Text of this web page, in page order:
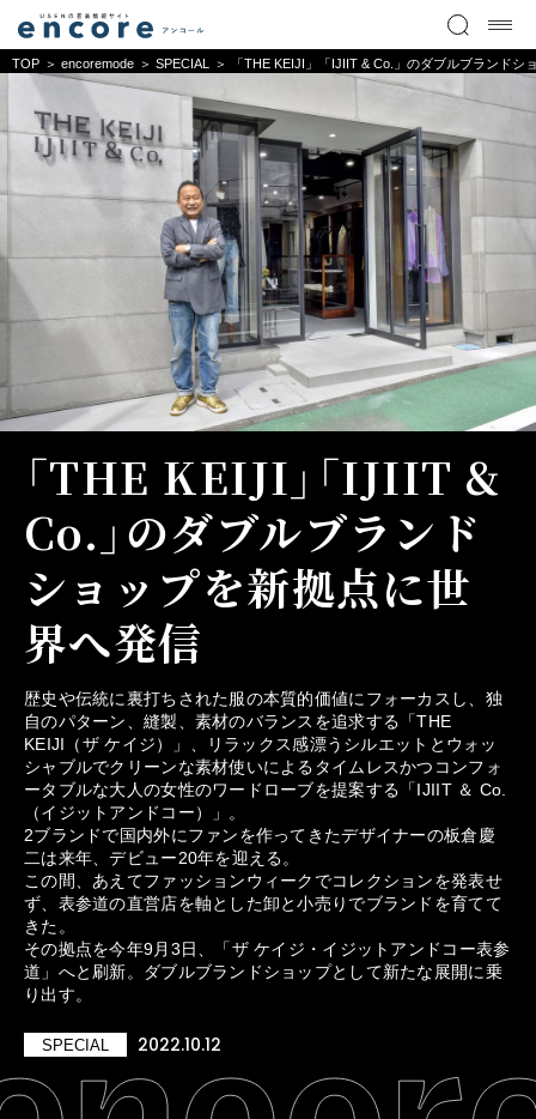
TOP encoremode SPECIAL 「THE KEIJI」「IJIIT & Co.」のダブルブランドシ
「THE KEIJI」「IJIIT &
Co.」のダブルブランド
ショップを新拠点に世
界へ発信
歴史や伝統に裏打ちされた服の本質的価値にフォーカスし、独
自のパターン、縫製、素材のバランスを追求する「THE
KEIJI（ザ ケイジ）」、リラックス感漂うシルエットとウォッ
シャブルでクリーンな素材使いによるタイムレスかつコンフォ
ータブルな大人の女性のワードローブを提案する「IJIIT ＆ Co.
（イジットアンドコー）」。
2ブランドで国内外にファンを作ってきたデザイナーの板倉慶
二は来年、デビュー20年を迎える。
この間、あえてファッションウィークでコレクションを発表せ
ず、表参道の直営店を軸とした卸と小売りでブランドを育てて
きた。
その拠点を今年9月3日、「ザ ケイジ・イジットアンドコー表参
道」へと刷新。ダブルブランドショップとして新たな展開に乗
り出す。
SPECIAL 2022.10.12